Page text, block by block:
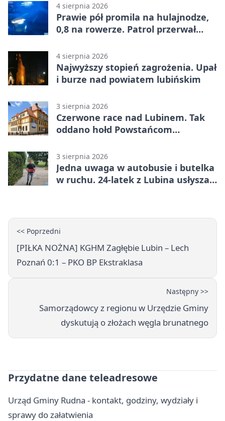
4 sierpnia 2026
Prawie pół promila na hulajnodze,
0,8 na rowerze. Patrol przerwał
4 sierpnia 2026
Najwyższy stopień zagrożenia. Upał
i burze nad powiatem lubińskim
3 sierpnia 2026
Czerwone race nad Lubinem. Tak
oddano hołd Powstańcom
3 sierpnia 2026
Jedna uwaga w autobusie i butelka
w ruchu. 24-latek z Lubina usłyszał
<< Poprzedni
[PIŁKA NOŻNA] KGHM Zagłębie Lubin – Lech
Poznań 0:1 – PKO BP Ekstraklasa
Następny >>
Samorządowcy z regionu w Urzędzie Gminy
dyskutują o złożach węgla brunatnego
Przydatne dane teleadresowe
Urząd Gminy Rudna - kontakt, godziny, wydziały i
sprawy do załatwienia